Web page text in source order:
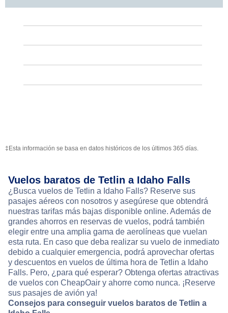
‡Esta información se basa en datos históricos de los últimos 365 días.
Vuelos baratos de Tetlin a Idaho Falls
¿Busca vuelos de Tetlin a Idaho Falls? Reserve sus
pasajes aéreos con nosotros y asegúrese que obtendrá
nuestras tarifas más bajas disponible online. Además de
grandes ahorros en reservas de vuelos, podrá también
elegir entre una amplia gama de aerolíneas que vuelan
esta ruta. En caso que deba realizar su vuelo de inmediato
debido a cualquier emergencia, podrá aprovechar ofertas
y descuentos en vuelos de última hora de Tetlin a Idaho
Falls. Pero, ¿para qué esperar? Obtenga ofertas atractivas
de vuelos con CheapOair y ahorre como nunca. ¡Reserve
sus pasajes de avión ya!
Consejos para conseguir vuelos baratos de Tetlin a